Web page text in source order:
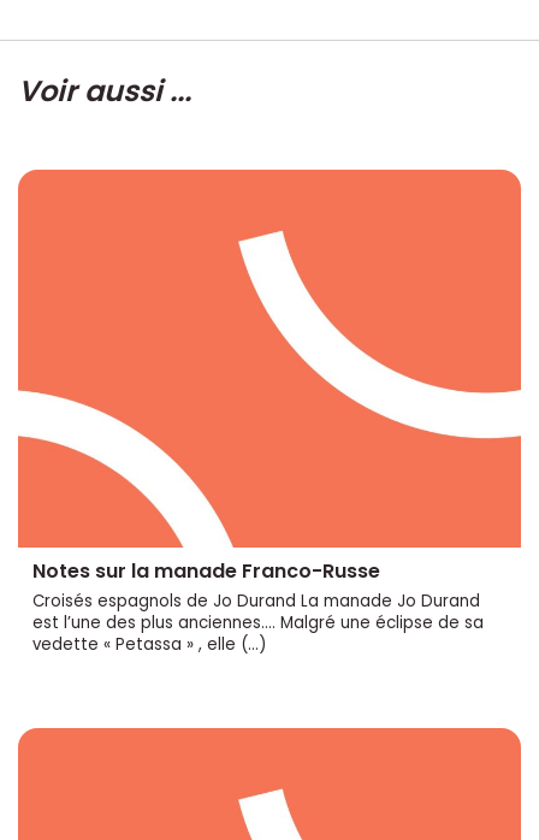
Voir aussi ...
Notes sur la manade Franco-Russe
Croisés espagnols de Jo Durand La manade Jo Durand
est l’une des plus anciennes…. Malgré une éclipse de sa
vedette « Petassa » , elle (…)